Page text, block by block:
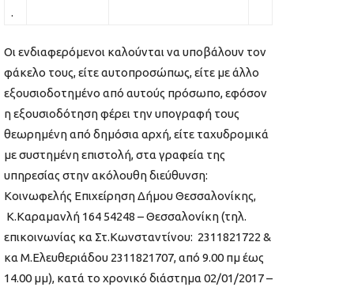
.
Οι ενδιαφερόμενοι καλούνται να υποβάλουν τον
φάκελο τους, είτε αυτοπροσώπως, είτε με άλλο
εξουσιοδοτημένο από αυτούς πρόσωπο, εφόσον
η εξουσιοδότηση φέρει την υπογραφή τους
θεωρημένη από δημόσια αρχή, είτε ταχυδρομικά
με συστημένη επιστολή, στα γραφεία της
υπηρεσίας στην ακόλουθη διεύθυνση:
Κοινωφελής Επιχείρηση Δήμου Θεσσαλονίκης,
Κ.Καραμανλή 164 54248 – Θεσσαλονίκη (τηλ.
επικοινωνίας κα Στ.Κωνσταντίνου: 2311821722 &
κα Μ.Ελευθεριάδου 2311821707, από 9.00 πμ έως
14.00 μμ), κατά το χρονικό διάστημα 02/01/2017 –